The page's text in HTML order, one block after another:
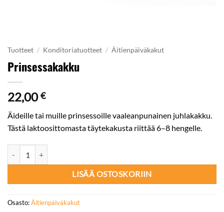
Tuotteet / Konditoriatuotteet / Äitienpäiväkakut
Prinsessakakku
22,00€
Äideille tai muille prinsessoille vaaleanpunainen juhlakakku.
Tästä laktoosittomasta täytekakusta riittää 6–8 hengelle.
LISÄÄ OSTOSKORIIN
Osasto:Äitienpäiväkakut